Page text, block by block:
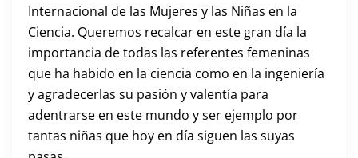
Internacional de las Mujeres y las Niñas en la
Ciencia. Queremos recalcar en este gran día la
importancia de todas las referentes femeninas
que ha habido en la ciencia como en la ingeniería
y agradecerlas su pasión y valentía para
adentrarse en este mundo y ser ejemplo por
tantas niñas que hoy en día siguen las suyas